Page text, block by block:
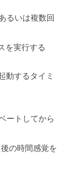
るいは複数回
を実行する
動するタイミ
ートしてから
の時間感覚を